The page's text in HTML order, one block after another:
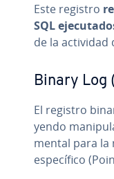
Este registro
SQL
de la actividad
Binary Log
El registro
ye­n­do
me­n­tal para la
es­pe­cí­fi­co